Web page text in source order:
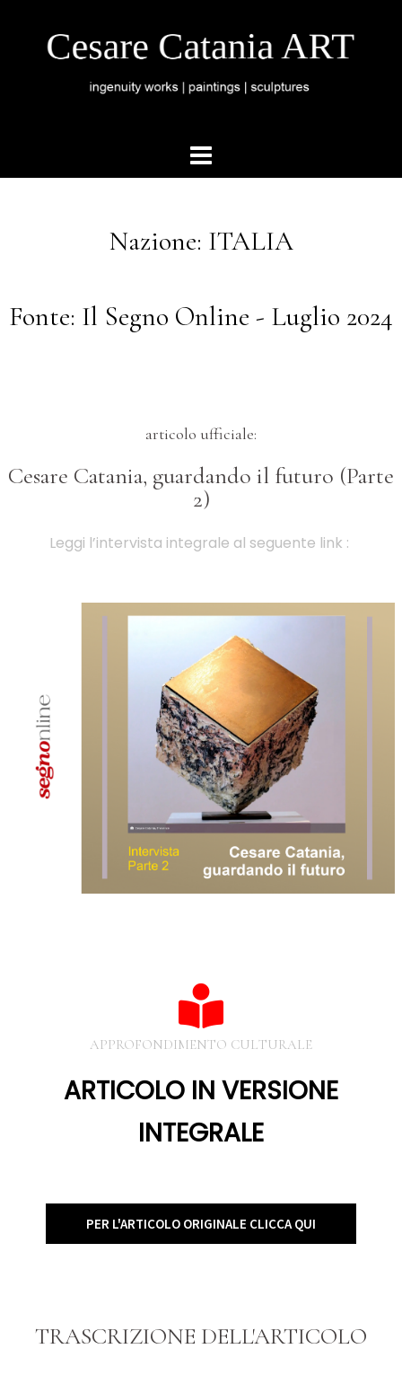
Nazione: ITALIA
Fonte: Il Segno Online - Luglio 2024
articolo ufficiale:
Cesare Catania, guardando il futuro (Parte
2)
Leggi l’intervista integrale al seguente link :
APPROFONDIMENTO CULTURALE
ARTICOLO IN VERSIONE
INTEGRALE
PER L'ARTICOLO ORIGINALE CLICCA QUI
TRASCRIZIONE DELL'ARTICOLO